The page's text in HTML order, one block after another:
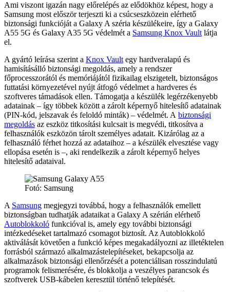
Ami viszont igazán nagy előrelépés az elődökhöz képest, hogy a
Samsung most először terjeszti ki a csúcseszközein elérhető
biztonsági funkcióját a Galaxy A széria készülékeire, így a Galaxy
A55 5G és Galaxy A35 5G védelmét a Samsung Knox Vaultlátja
el.
A gyártó leírása szerint a Knox Vaultegy hardveralapú és
hamisításálló biztonsági megoldás, amely a rendszer
főprocesszorától és memóriájától fizikailag elszigetelt, biztonságos
futtatási környezetével nyújt átfogó védelmet a hardveres és
szoftveres támadások ellen. Támogatja a készülék legérzékenyebb
adatainak – így többek között a zárolt képernyő hitelesítő adatainak
(PIN-kód, jelszavak és feloldó minták) – védelmét. A biztonsági
megoldás az eszköz titkosítási kulcsait is megvédi, titkosítva a
felhasználók eszközön tárolt személyes adatait. Kizárólag az a
felhasználó férhet hozzá az adataihoz – a készülék elvesztése vagy
ellopása esetén is –, aki rendelkezik a zárolt képernyő helyes
hitelesítő adataival.
Fotó: Samsung
A Samsung megjegyzi továbbá, hogy a felhasználók emellett
biztonságban tudhatják adataikat a Galaxy A szérián elérhető
Autoblokkoló funkcióval is, amely egy további biztonsági
intézkedéseket tartalmazó csomagot biztosít. Az Autoblokkoló
aktiválását követően a funkció képes megakadályozni az illetéktelen
forrásból származó alkalmazástelepítéseket, bekapcsolja az
alkalmazások biztonsági ellenőrzését a potenciálisan rosszindulatú
programok felismerésére, és blokkolja a veszélyes parancsok és
szoftverek USB-kábelen keresztül történő telepítését.